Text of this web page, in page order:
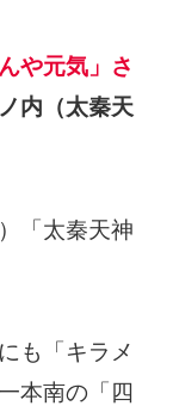
や元気」さ
内（太秦天
「太秦天神
も「キラメ
本南の「四